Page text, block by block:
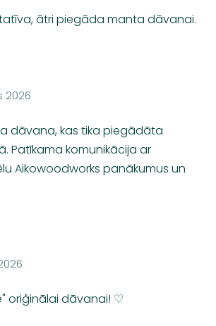
ātri piegāda manta dāvanai.
2026
dāvana, kas tika piegādāta
Patīkama komunikācija ar
Aikowoodworks panākumus un
oriģinālai dāvanai! ♡